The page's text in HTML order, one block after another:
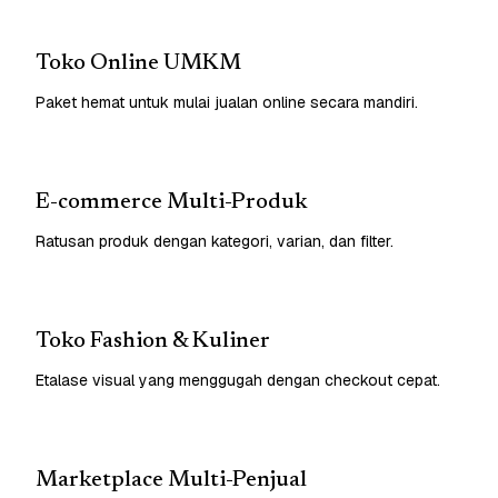
Toko Online UMKM
Paket hemat untuk mulai jualan online secara mandiri.
E-commerce Multi-Produk
Ratusan produk dengan kategori, varian, dan filter.
Toko Fashion & Kuliner
Etalase visual yang menggugah dengan checkout cepat.
Marketplace Multi-Penjual